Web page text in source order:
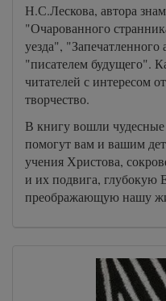
Н.С.Лескова, автора
"Очарованного
уезда",
"писателем будущего".
читателей с интересом
творчество.
В книгу вошли
помогут вам и вашим
учения Христова,
и их подвига, глубокую
преображающую нашу